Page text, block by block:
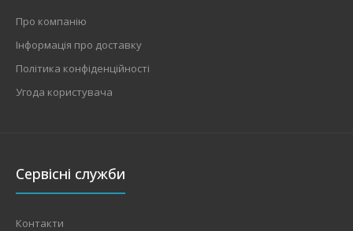
Про компанію
Інформація про доставку
Політика конфіденційності
Угода користувача
Сервісні служби
Контакти